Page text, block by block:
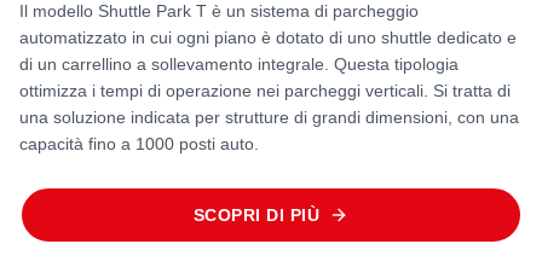
Il modello Shuttle Park T è un sistema di parcheggio
automatizzato in cui ogni piano è dotato di uno shuttle dedicato e
di un carrellino a sollevamento integrale. Questa tipologia
ottimizza i tempi di operazione nei parcheggi verticali. Si tratta di
una soluzione indicata per strutture di grandi dimensioni, con una
capacità fino a 1000 posti auto.
SCOPRI DI PIÙ